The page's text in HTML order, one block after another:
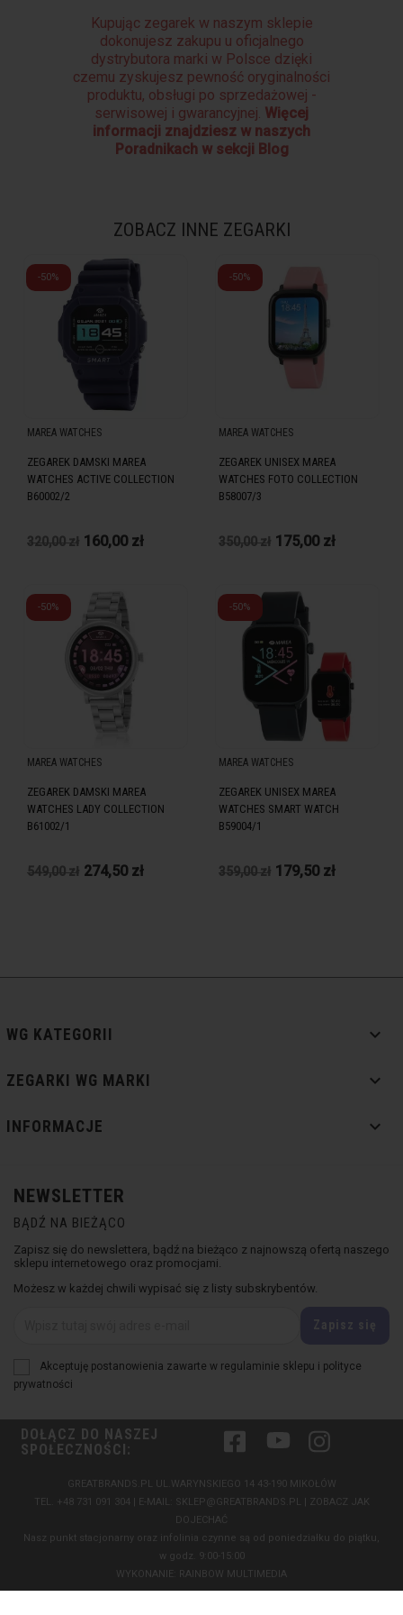
Kupując zegarek w naszym sklepie
dokonujesz zakupu u oficjalnego
dystrybutora marki w Polsce dzięki
czemu zyskujesz pewność oryginalności
produktu, obsługi po sprzedażowej -
serwisowej i gwarancyjnej. Więcej
informacji znajdziesz w naszych
Poradnikach w sekcji Blog
ZOBACZ INNE ZEGARKI
-50%
MAREA WATCHES
ZEGAREK DAMSKI MAREA
WATCHES ACTIVE COLLECTION
B60002/2
320,00 zł 160,00 zł
-50%
MAREA WATCHES
ZEGAREK UNISEX MAREA
WATCHES FOTO COLLECTION
B58007/3
350,00 zł 175,00 zł
-50%
MAREA WATCHES
ZEGAREK DAMSKI MAREA
WATCHES LADY COLLECTION
B61002/1
549,00 zł 274,50 zł
-50%
MAREA WATCHES
ZEGAREK UNISEX MAREA
WATCHES SMART WATCH
B59004/1
359,00 zł 179,50 zł
WG KATEGORII 
ZEGARKI WG MARKI 
INFORMACJE 
NEWSLETTER
BĄDŹ NA BIEŻĄCO
Zapisz się do newslettera, bądź na bieżąco z najnowszą ofertą naszego
sklepu internetowego oraz promocjami.
Możesz w każdej chwili wypisać się z listy subskrybentów.
Akceptuję postanowienia zawarte w regulaminie sklepu i polityce
prywatności
DOŁĄCZ DO NASZEJ
SPOŁECZNOŚCI:
FacebookYouTube
GREATBRANDS.PL UL.WARYNSKIEGO 14 43-190 MIKOŁÓW
TEL.
+48 731 091 304 | E-MAIL: SKLEP@GREATBRANDS.PL | ZOBACZ JAK
DOJECHAĆ
Nasz punkt stacjonarny oraz infolinia czynne są od poniedziałku do piątku,
w godz. 9:00-15:00
WYKONANIE: RAINBOW MULTIMEDIA